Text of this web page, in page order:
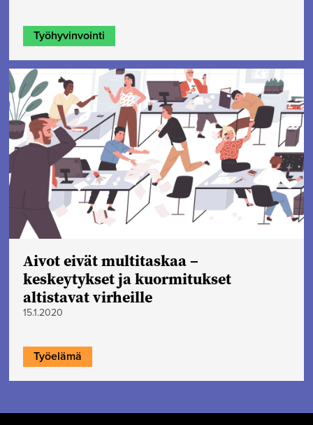
Työhyvinvointi
Aivot eivät multitaskaa –
keskeytykset ja kuormitukset
altistavat virheille
15.1.2020
Työelämä